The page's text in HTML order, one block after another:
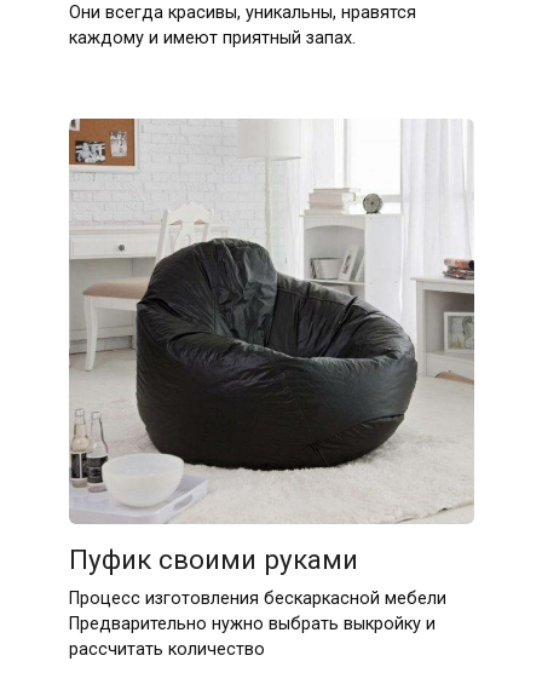
Они всегда красивы, уникальны, нравятся
каждому и имеют приятный запах.
Пуфик своими руками
Процесс изготовления бескаркасной мебели
Предварительно нужно выбрать выкройку и
рассчитать количество